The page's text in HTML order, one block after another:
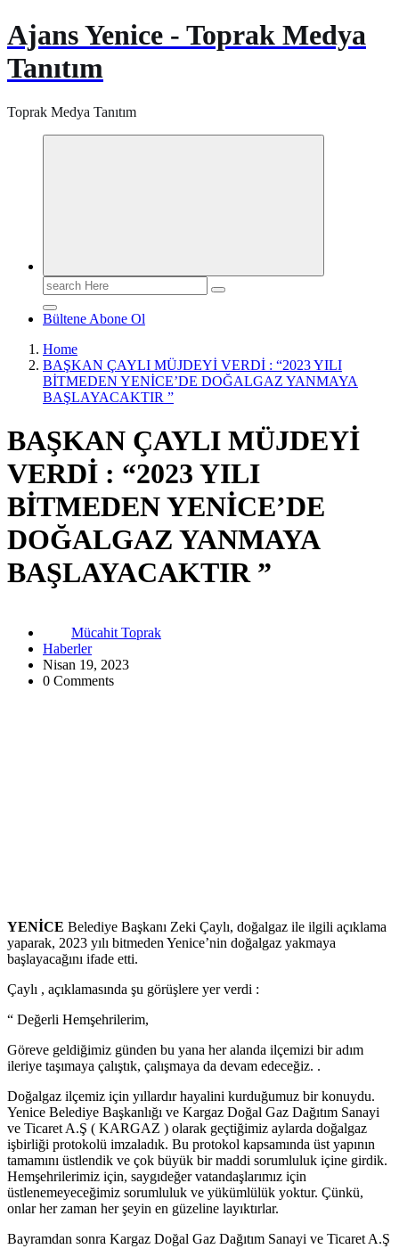
Ajans Yenice - Toprak Medya
Tanıtım
Toprak Medya Tanıtım
Search
for:
Bültene Abone Ol
Home
BAŞKAN ÇAYLI MÜJDEYİ VERDİ : “2023 YILI
BİTMEDEN YENİCE’DE DOĞALGAZ YANMAYA
BAŞLAYACAKTIR ”
BAŞKAN ÇAYLI MÜJDEYİ
VERDİ : “2023 YILI
BİTMEDEN YENİCE’DE
DOĞALGAZ YANMAYA
BAŞLAYACAKTIR ”
Mücahit Toprak
Haberler
Nisan 19, 2023
0 Comments
YENİCE Belediye Başkanı Zeki Çaylı, doğalgaz ile ilgili açıklama
yaparak, 2023 yılı bitmeden Yenice’nin doğalgaz yakmaya
başlayacağını ifade etti.
Çaylı , açıklamasında şu görüşlere yer verdi :
“ Değerli Hemşehrilerim,
Göreve geldiğimiz günden bu yana her alanda ilçemizi bir adım
ileriye taşımaya çalıştık, çalışmaya da devam edeceğiz. .
Doğalgaz ilçemiz için yıllardır hayalini kurduğumuz bir konuydu.
Yenice Belediye Başkanlığı ve Kargaz Doğal Gaz Dağıtım Sanayi
ve Ticaret A.Ş ( KARGAZ ) olarak geçtiğimiz aylarda doğalgaz
işbirliği protokolü imzaladık. Bu protokol kapsamında üst yapının
tamamını üstlendik ve çok büyük bir maddi sorumluluk içine girdik.
Hemşehrilerimiz için, saygıdeğer vatandaşlarımız için
üstlenemeyeceğimiz sorumluluk ve yükümlülük yoktur. Çünkü,
onlar her zaman her şeyin en güzeline layıktırlar.
Bayramdan sonra Kargaz Doğal Gaz Dağıtım Sanayi ve Ticaret A.Ş